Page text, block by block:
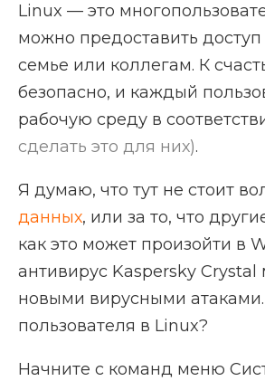
Linux — это
можно предоставить
семье или коллегам. К
безопасно, и каждый
рабочую среду в
сделать это для них).
Я думаю, что тут не стоит
данных, или за то, что
как это может произойти в
антивирус Kaspersky
новыми вирусными атаками.
пользователя в Linux?
Начните с команд меню